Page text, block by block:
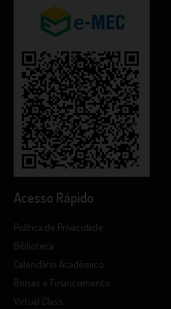
Acesso Rápido
Política de Privacidade
Biblioteca
Calendário Acadêmico
Bolsas e Financiamento
Virtual Class